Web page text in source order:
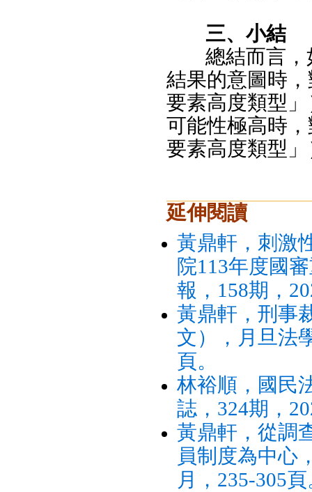
三、小結
總結而言
結果的意圖時
要素高度類型
可能性極高時
要素高度類型
延伸閱讀
黃鼎軒，刺激
院113年度國
報，158期，
黃鼎軒，刑事
文），月旦法
頁。
林裕順，國民
誌，324期，
黃鼎軒，從調
員制度為中心
月，235-305